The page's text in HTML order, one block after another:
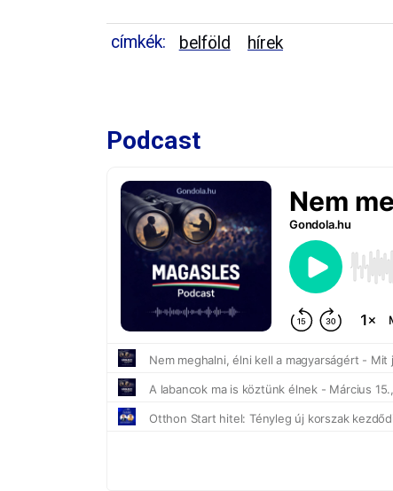
címkék: belföld hírek
Podcast